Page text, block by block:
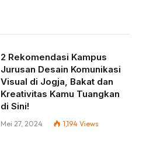
2 Rekomendasi Kampus
Jurusan Desain Komunikasi
Visual di Jogja, Bakat dan
Kreativitas Kamu Tuangkan
di Sini!
Mei 27, 2024 1,194 Views